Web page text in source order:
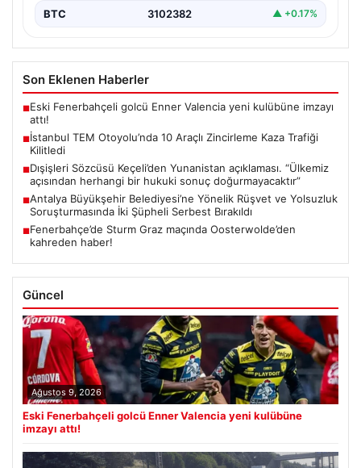
BTC 3102382 ▲ +0.17%
Son Eklenen Haberler
■Eski Fenerbahçeli golcü Enner Valencia yeni kulübüne imzayı
attı!
■İstanbul TEM Otoyolu’nda 10 Araçlı Zincirleme Kaza Trafiği
Kilitledi
■Dışişleri Sözcüsü Keçeli’den Yunanistan açıklaması. “Ülkemiz
açısından herhangi bir hukuki sonuç doğurmayacaktır”
■Antalya Büyükşehir Belediyesi’ne Yönelik Rüşvet ve Yolsuzluk
Soruşturmasında İki Şüpheli Serbest Bırakıldı
■Fenerbahçe’de Sturm Graz maçında Oosterwolde’den
kahreden haber!
Güncel
Ağustos 9, 2026
Eski Fenerbahçeli golcü Enner Valencia yeni kulübüne
imzayı attı!